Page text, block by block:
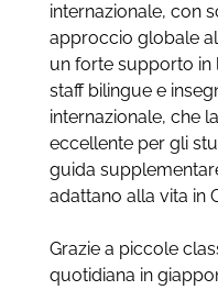
internazionale, con
approccio globale
un forte supporto in
staff bilingue e
internazionale, che
eccellente per gli
guida
adattano alla vita in
Grazie a piccole
quotidiana in